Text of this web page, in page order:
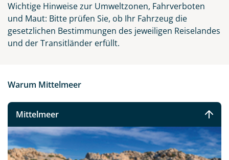
Wichtige Hinweise zur Umweltzonen, Fahrverboten
und Maut: Bitte prüfen Sie, ob Ihr Fahrzeug die
gesetzlichen Bestimmungen des jeweiligen Reiselandes
und der Transitländer erfüllt.
Warum Mittelmeer
Mittelmeer